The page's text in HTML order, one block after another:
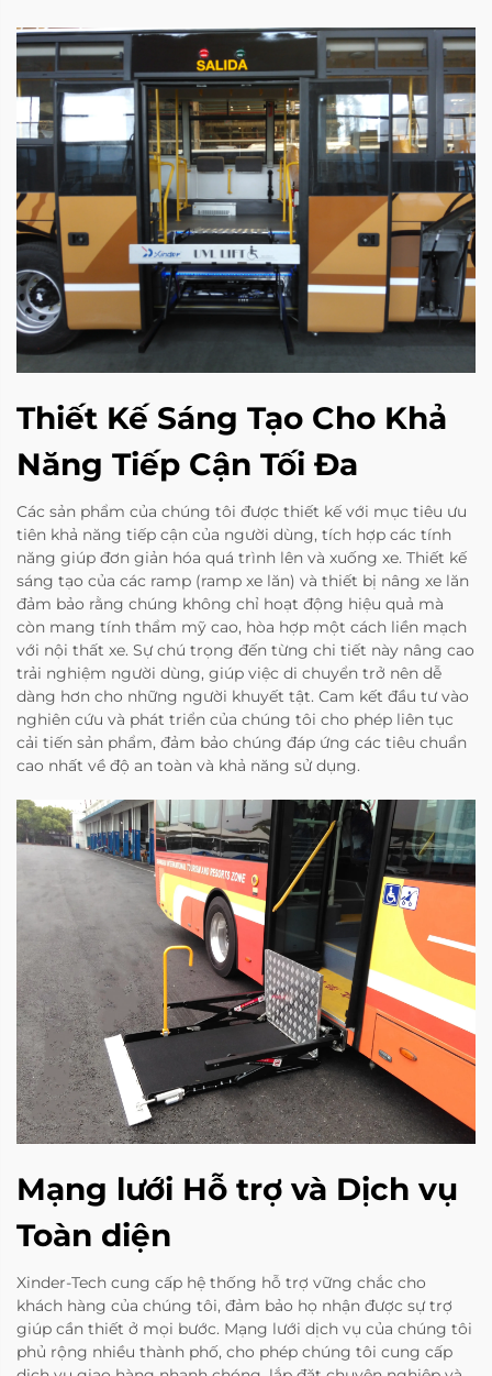
Thiết Kế Sáng Tạo Cho Khả
Năng Tiếp Cận Tối Đa
Các sản phẩm của chúng tôi được thiết kế với mục tiêu ưu
tiên khả năng tiếp cận của người dùng, tích hợp các tính
năng giúp đơn giản hóa quá trình lên và xuống xe. Thiết kế
sáng tạo của các ramp (ramp xe lăn) và thiết bị nâng xe lăn
đảm bảo rằng chúng không chỉ hoạt động hiệu quả mà
còn mang tính thẩm mỹ cao, hòa hợp một cách liền mạch
với nội thất xe. Sự chú trọng đến từng chi tiết này nâng cao
trải nghiệm người dùng, giúp việc di chuyển trở nên dễ
dàng hơn cho những người khuyết tật. Cam kết đầu tư vào
nghiên cứu và phát triển của chúng tôi cho phép liên tục
cải tiến sản phẩm, đảm bảo chúng đáp ứng các tiêu chuẩn
cao nhất về độ an toàn và khả năng sử dụng.
Mạng lưới Hỗ trợ và Dịch vụ
Toàn diện
Xinder-Tech cung cấp hệ thống hỗ trợ vững chắc cho
khách hàng của chúng tôi, đảm bảo họ nhận được sự trợ
giúp cần thiết ở mọi bước. Mạng lưới dịch vụ của chúng tôi
phủ rộng nhiều thành phố, cho phép chúng tôi cung cấp